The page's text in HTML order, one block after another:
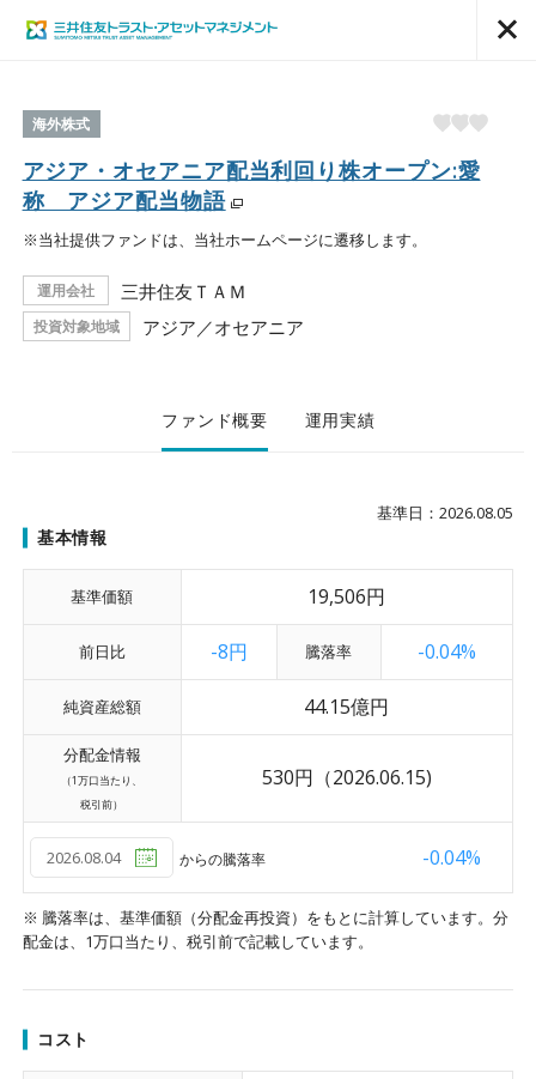
海外株式
アジア・オセアニア配当利回り株オープン:愛
称 アジア配当物語
※当社提供ファンドは、当社ホームページに遷移します。
運用会社 三井住友ＴＡＭ
投資対象地域 アジア／オセアニア
ファンド概要 運用実績
基準日：2026.08.05
基本情報
基準価額 19,506円
前日比 -8円 騰落率 -0.04%
純資産総額 44.15億円
分配金情報
（1万口当たり、
税引前）
530円 （2026.06.15)
からの騰落率 -0.04%
※ 騰落率は、基準価額（分配金再投資）をもとに計算しています。分
配金は、1万口当たり、税引前で記載しています。
コスト